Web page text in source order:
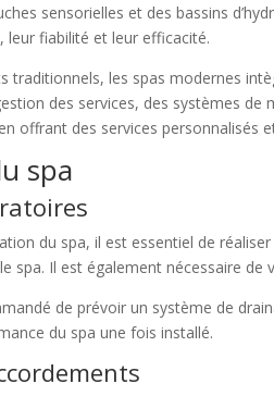
sensorielles et des bassins
leur fiabilité et leur efficacité.
traditionnels, les spas modernes
des services, des systèmes de
offrant des services
spa
du spa, il est essentiel de
spa. Il est également nécessaire de
de prévoir un système de
du spa une fois installé.